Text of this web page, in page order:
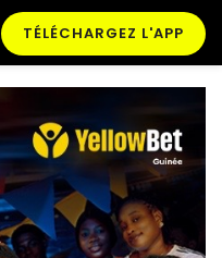
TÉLÉCHARGEZ L'APP